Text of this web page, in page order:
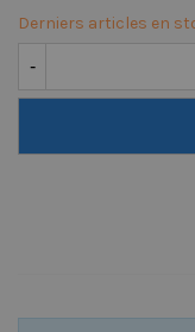
Derniers articles en
-